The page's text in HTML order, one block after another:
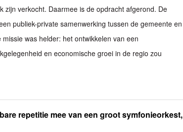
zijn verkocht. Daarmee is de opdracht afgerond. De
publiek-private samenwerking tussen de gemeente en
was helder: het ontwikkelen van een
en economische groei in de regio zou
repetitie mee van een groot symfonieorkest,